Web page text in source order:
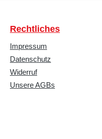
Rechtliches
Impressum
Datenschutz
Widerruf
Unsere AGBs